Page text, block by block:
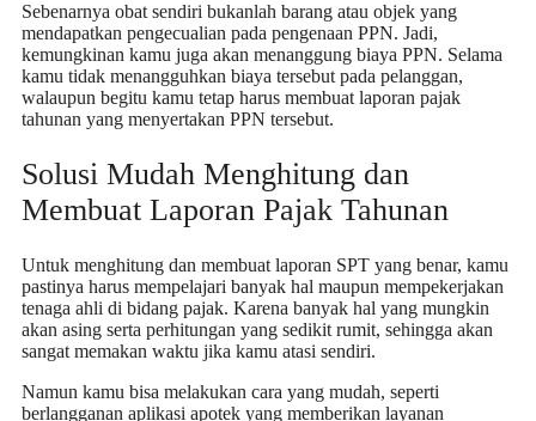
Sebenarnya obat sendiri bukanlah barang atau objek yang
mendapatkan pengecualian pada pengenaan PPN. Jadi,
kemungkinan kamu juga akan menanggung biaya PPN. Selama
kamu tidak menangguhkan biaya tersebut pada pelanggan,
walaupun begitu kamu tetap harus membuat laporan pajak
tahunan yang menyertakan PPN tersebut.
Solusi Mudah Menghitung dan
Membuat Laporan Pajak Tahunan
Untuk menghitung dan membuat laporan SPT yang benar, kamu
pastinya harus mempelajari banyak hal maupun mempekerjakan
tenaga ahli di bidang pajak. Karena banyak hal yang mungkin
akan asing serta perhitungan yang sedikit rumit, sehingga akan
sangat memakan waktu jika kamu atasi sendiri.
Namun kamu bisa melakukan cara yang mudah, seperti
berlangganan aplikasi apotek yang memberikan layanan